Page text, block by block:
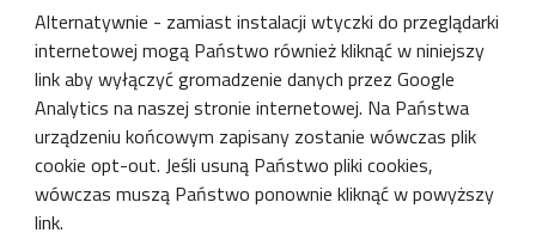
Alternatywnie - zamiast instalacji wtyczki do przeglądarki
internetowej mogą Państwo również kliknąć w niniejszy
link aby wyłączyć gromadzenie danych przez Google
Analytics na naszej stronie internetowej. Na Państwa
urządzeniu końcowym zapisany zostanie wówczas plik
cookie opt-out. Jeśli usuną Państwo pliki cookies,
wówczas muszą Państwo ponownie kliknąć w powyższy
link.